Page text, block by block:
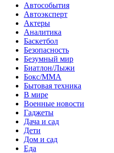
Автособытия
Автоэксперт
Актеры
Аналитика
Баскетбол
Безопасность
Безумный мир
Биатлон/Лыжи
Бокс/MMA
Бытовая техника
В мире
Военные новости
Гаджеты
Дача и сад
Дети
Дом и сад
Еда